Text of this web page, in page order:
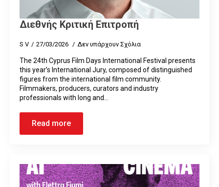
Διεθνής Κριτική Επιτροπή
S V 27/03/2026 Δεν υπάρχουν Σχόλια
The 24th Cyprus Film Days International Festival presents
this year’s International Jury, composed of distinguished
figures from the international film community.
Filmmakers, producers, curators and industry
professionals with long and…
Read more